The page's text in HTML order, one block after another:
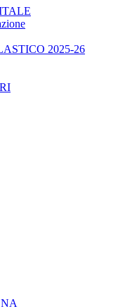
2025-26